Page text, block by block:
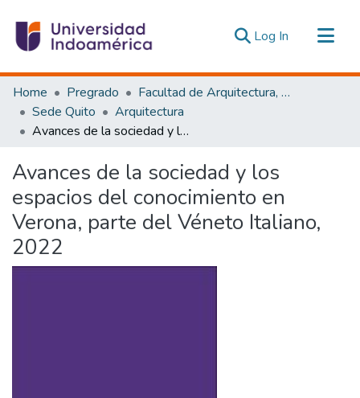
Log In (current)
Communities & Collections
All of DSpace
Statistics
Home Pregrado
Facultad de Arquitectura, Artes y Diseño
Sede Quito
Arquitectura
Avances de la sociedad y los espacios del conocimiento en Verona, parte del Véneto Italiano, 2022
Avances de la sociedad y los
espacios del conocimiento en
Verona, parte del Véneto Italiano,
2022